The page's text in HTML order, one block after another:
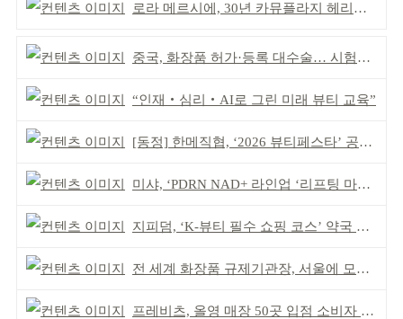
로라 메르시에, 30년 카뮤플라지 헤리티지 담아
중국, 화장품 허가·등록 대수술… 시험자료 공용 허용
“인재‧심리‧AI로 그린 미래 뷰티 교육”
[동정] 한메직협, ‘2026 뷰티페스타’ 공동 주최
미샤, ‘PDRN NAD+ 라인업 ‘리프팅 마스크’ 출시
지피덤, ‘K-뷰티 필수 쇼핑 코스’ 약국 공략
전 세계 화장품 규제기관장, 서울에 모인다
프레비츠, 올영 매장 50곳 입점 소비자 접점 강화